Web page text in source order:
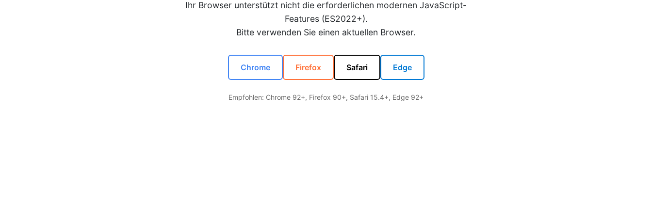
Ihr Browser unterstützt nicht die erforderlichen modernen JavaScript-
Features (ES2022+).
Bitte verwenden Sie einen aktuellen Browser.
Chrome Firefox Safari Edge
Empfohlen: Chrome 92+, Firefox 90+, Safari 15.4+, Edge 92+